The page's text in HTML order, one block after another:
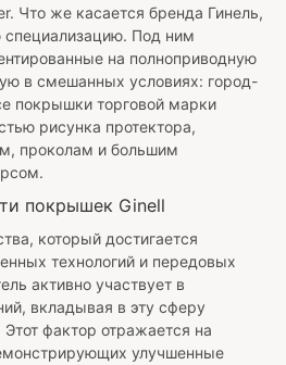
Что же касается бренда Гинель,
специализацию. Под ним
на полноприводную
в смешанных условиях: город-
покрышки торговой марки
рисунка протектора,
проколам и большим
покрышек Ginell
который достигается
технологий и передовых
активно участвует в
вкладывая в эту сферу
фактор отражается на
улучшенные